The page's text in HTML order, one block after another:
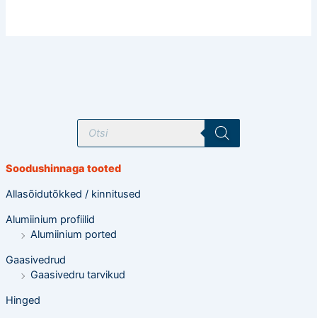
T
o
t
o
t
s
i
n
g
Soodushinnaga tooted
Allasõidutõkked / kinnitused
Alumiinium profiilid
Alumiinium ported
Gaasivedrud
Gaasivedru tarvikud
Hinged